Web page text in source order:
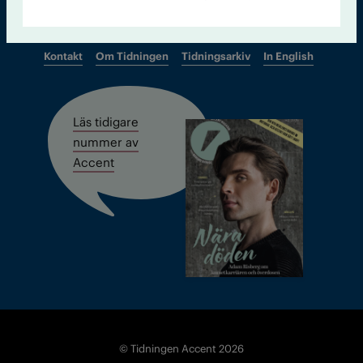
Kontakt Om Tidningen Tidningsarkiv In English
Läs tidigare
nummer av
Accent
© Tidningen Accent 2026